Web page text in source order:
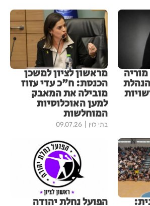
מראשון לציון למשכן
הכנסת: ח"כ עדי עזוז
מובילה את המאבק
למען האוכלוסיות
המוחלשות
בתי לוין 09.07.26
הפועל נחלת יהודה